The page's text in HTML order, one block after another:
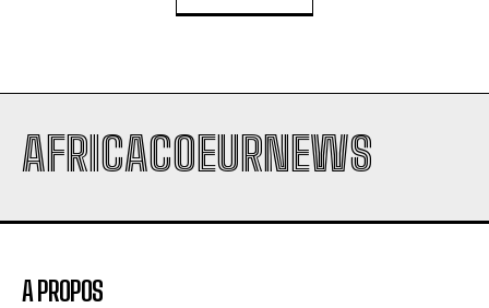
AFRICACOEURNEWS
A PROPOS